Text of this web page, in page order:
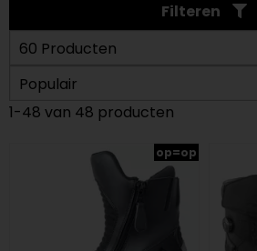
Filteren
1-48 van 48 producten
op=op